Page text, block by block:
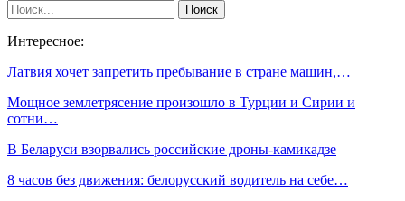
Интересное:
Латвия хочет запретить пребывание в стране машин,…
Мощное землетрясение произошло в Турции и Сирии и
сотни…
В Беларуси взорвались российские дроны-камикадзе
8 часов без движения: белорусский водитель на себе…